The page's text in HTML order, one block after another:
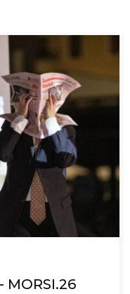
MORSI.26